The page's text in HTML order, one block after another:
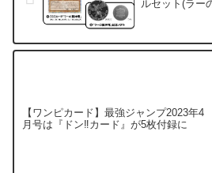
ルセット(ラー
【ワンピカード】最強ジャンプ2023年4
月号は『ドン‼カード』が5枚付録に